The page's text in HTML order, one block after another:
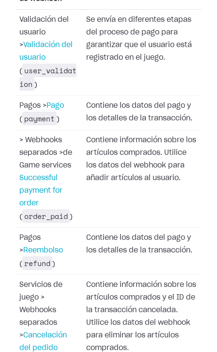
Validación del
usuario
>Validación del
usuario
( user_validat
ion )
Se envía en diferentes etapas
del proceso de pago para
garantizar que el usuario está
registrado en el juego.
Pagos > Pago
( payment )
Contiene los datos del pago y
los detalles de la transacción.
> Webhooks
separados >de
Game services
Successful
payment for
order
( order_paid )
Contiene información sobre los
artículos comprados. Utilice
los datos del webhook para
añadir artículos al usuario.
Pagos
> Reembolso
( refund )
Contiene los datos del pago y
los detalles de la transacción.
Servicios de
juego >
Webhooks
separados
>Cancelación
del pedido
Contiene información sobre los
artículos comprados y el ID de
la transacción cancelada.
Utilice los datos del webhook
para eliminar los artículos
comprados.